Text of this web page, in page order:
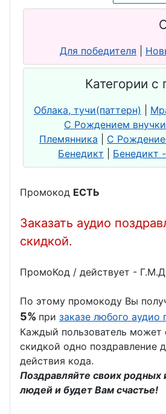
Для победителя
Категории
Облака, тучи(паттерн)
С Рождением внучки
Племянника
С
Бенедикт
Бенедикт
Промокод ЕСТЬ
Заказать аудио
скидкой.
ПромоКод / действует -
По этому промокоду Вы
5% при заказе любого аудио
Каждый пользователь может
скидкой одно поздравление
действия кода.
Поздравляйте своих родных
людей и будет Вам счастье!